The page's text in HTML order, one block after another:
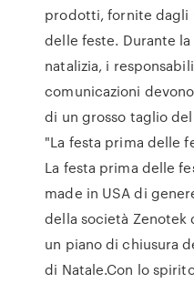
prodotti, fornite dagli
delle feste. Durante
natalizia, i
comunicazioni
di un grosso taglio
"La festa prima delle
La festa prima delle
made in USA di
della società Zenotek
un piano di chiusura
di Natale.Con lo